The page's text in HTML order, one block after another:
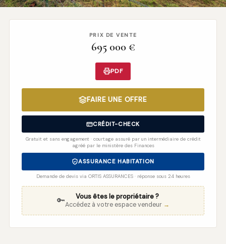
PRIX DE VENTE
695 000 €
PDF
FAIRE UNE OFFRE
CRÉDIT-CHECK
Gratuit et sans engagement · courtage assuré par un intermédiaire de crédit
agréé par le ministère des Finances
ASSURANCE HABITATION
Demande de devis via ORTIS ASSURANCES · réponse sous 24 heures
🔑 Vous êtes le propriétaire ?
Accédez à votre espace vendeur →